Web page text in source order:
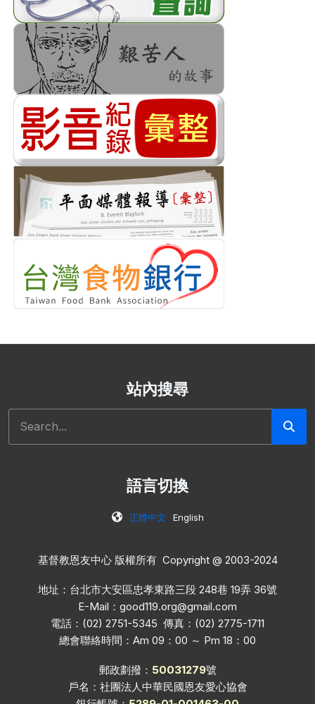
站內搜尋
語言切換
正體中文 English
基督教恩友中心 版權所有 Copyright @ 2003-2024
地址：台北市大安區忠孝東路三段 248巷 19弄 36號
E-Mail： good119.org@gmail.com
電話：(02) 2751-5345 傳真：(02) 2775-1711
總會聯絡時間：Am 09：00 ～ Pm 18：00
郵政劃撥： 50031279號
戶名：社團法人中華民國恩友愛心協會